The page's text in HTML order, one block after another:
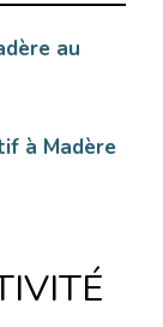
au
à Madère